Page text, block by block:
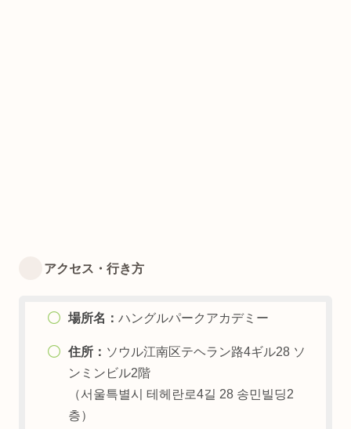
アクセス・行き方
場所名： ハングルパークアカデミー
住所： ソウル江南区テヘラン路4ギル28 ソ
ンミンビル2階
（서울특별시 테헤란로4길 28 송민빌딩2
층）